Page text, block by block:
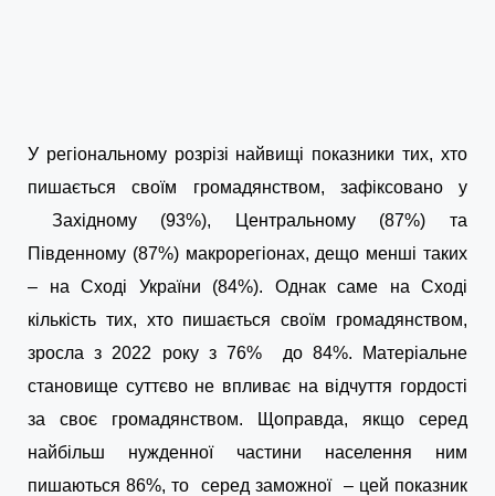
У регіональному розрізі найвищі показники тих, хто
пишається своїм громадянством, зафіксовано у
Західному (93%),
Центральному (87%) та
Південному (87%) макрорегіонах, дещо менші таких
– на Сході України (84%). Однак саме на Сході
кількість тих, хто пишається своїм громадянством,
зросла з 2022 року з 76% до 84%. Матеріальне
становище суттєво не впливає на відчуття гордості
за своє громадянством. Щоправда, якщо серед
найбільш нужденної частини населення ним
пишаються 86%, то серед заможної – цей показник